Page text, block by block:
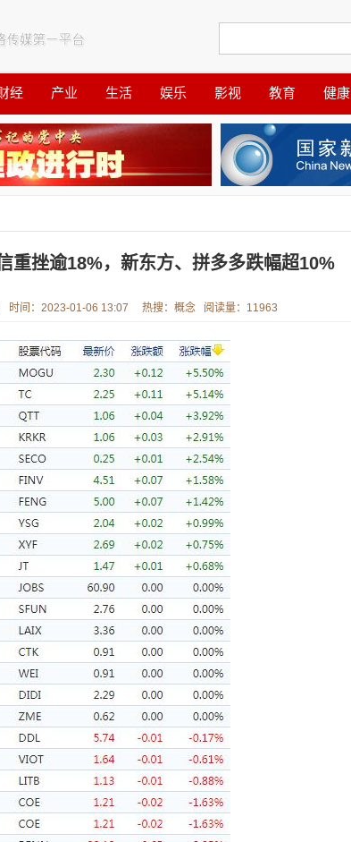
经 产业 生活 娱乐 影视 教育 健康
重挫逾18%，新东方、拼多多跌幅超10%
间：2023-01-06 13:07 热搜：概念 阅读量：11963